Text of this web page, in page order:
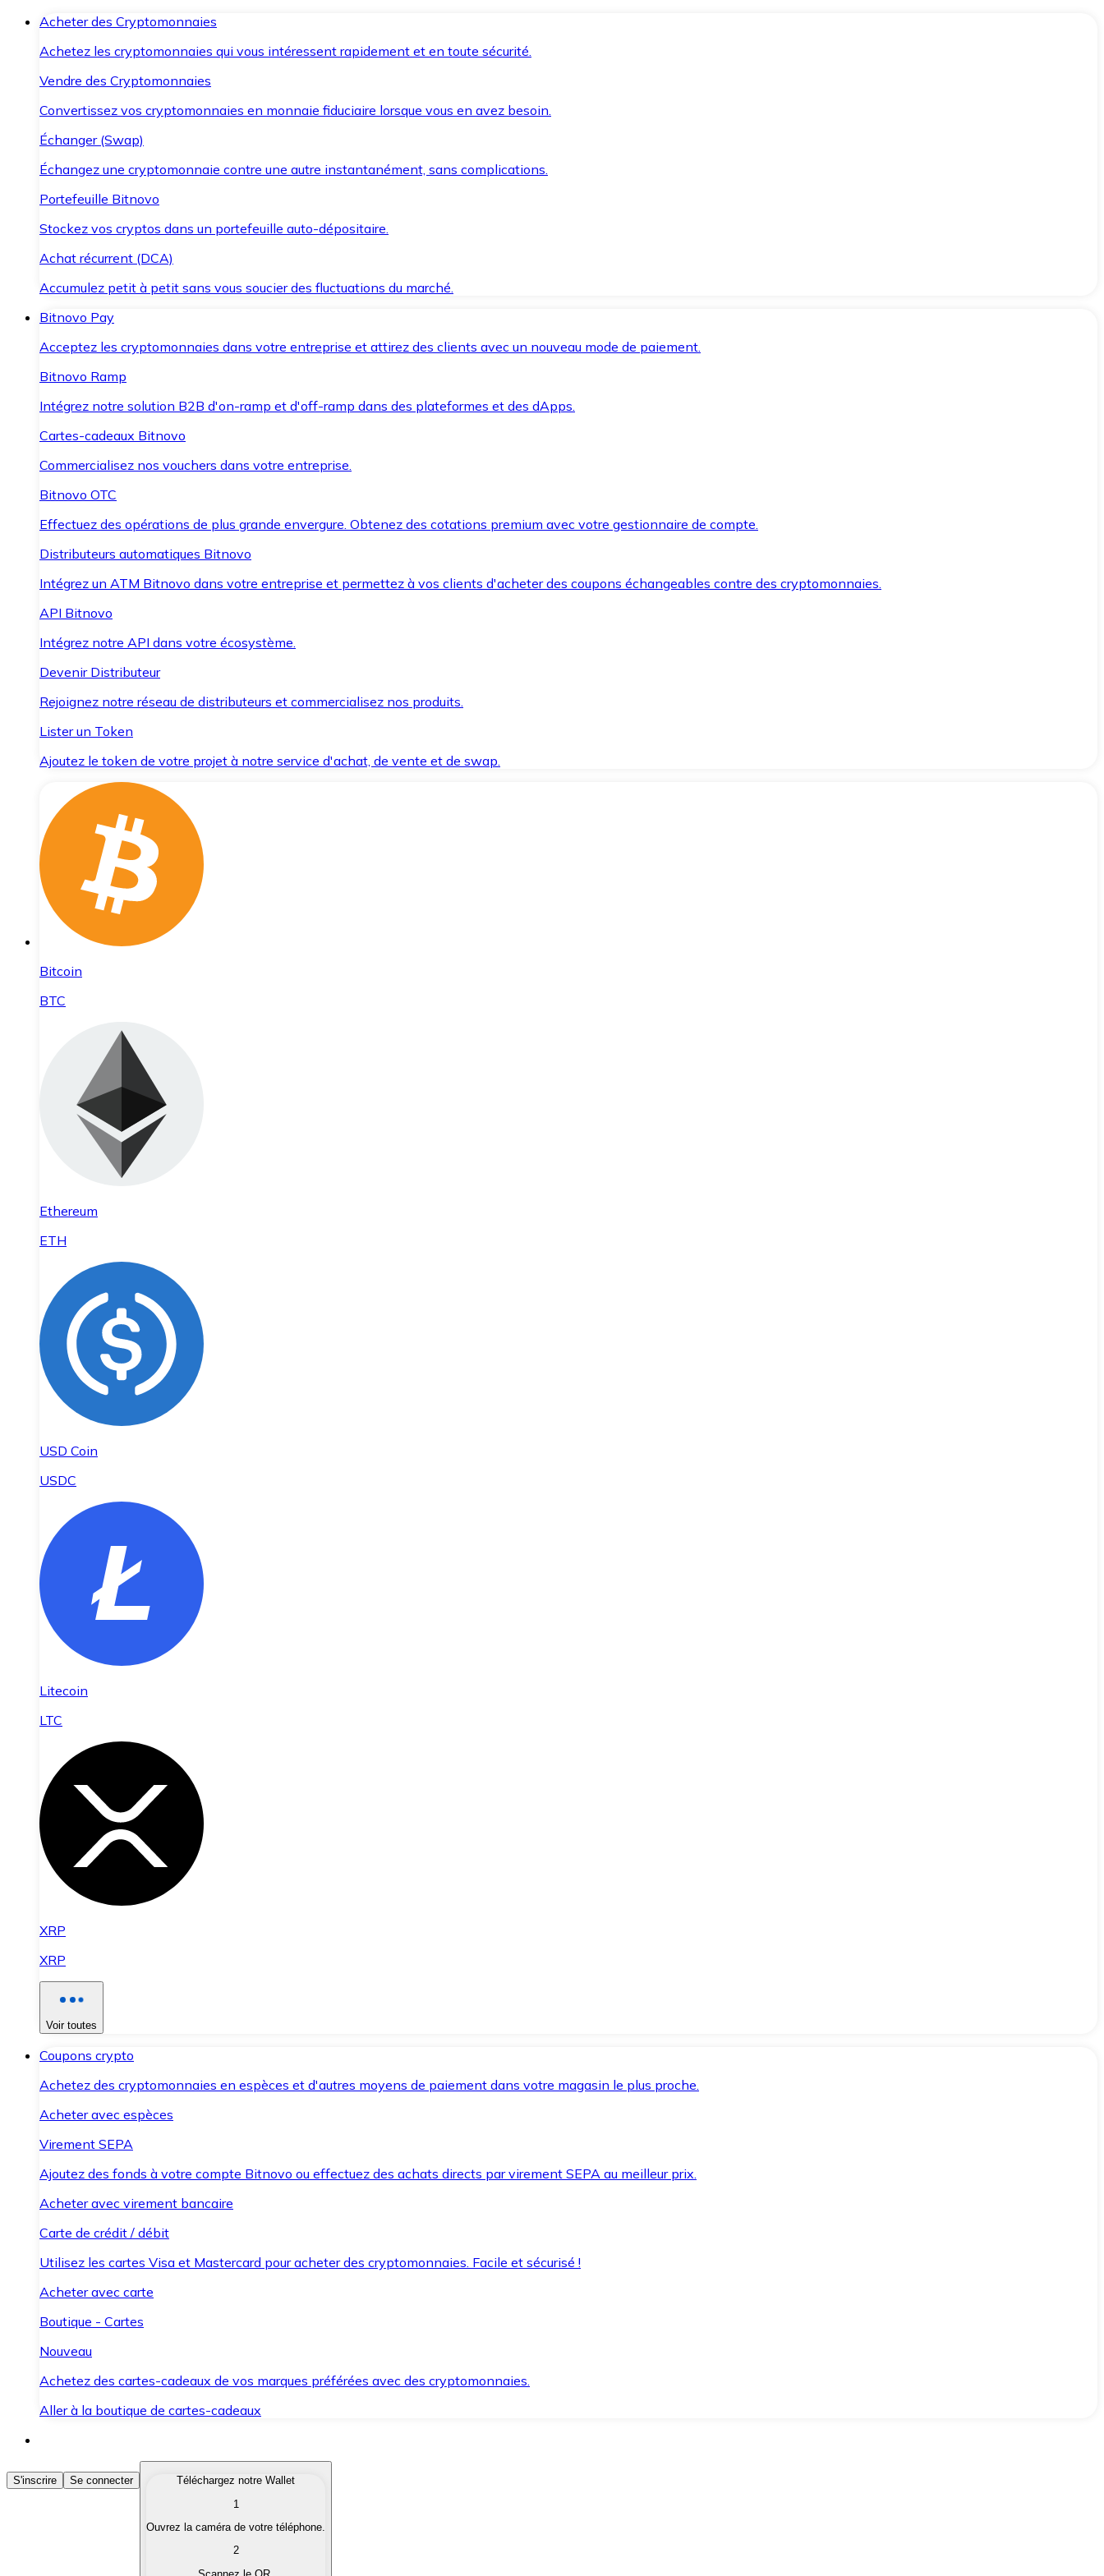
Acheter des Cryptomonnaies
Achetez les cryptomonnaies qui vous intéressent rapidement et en toute sécurité.
Vendre des Cryptomonnaies
Convertissez vos cryptomonnaies en monnaie fiduciaire lorsque vous en avez besoin.
Échanger (Swap)
Échangez une cryptomonnaie contre une autre instantanément, sans complications.
Portefeuille Bitnovo
Stockez vos cryptos dans un portefeuille auto-dépositaire.
Achat récurrent (DCA)
Accumulez petit à petit sans vous soucier des fluctuations du marché.
Bitnovo Pay
Acceptez les cryptomonnaies dans votre entreprise et attirez des clients avec un nouveau mode de paiement.
Bitnovo Ramp
Intégrez notre solution B2B d'on-ramp et d'off-ramp dans des plateformes et des dApps.
Cartes-cadeaux Bitnovo
Commercialisez nos vouchers dans votre entreprise.
Bitnovo OTC
Effectuez des opérations de plus grande envergure. Obtenez des cotations premium avec votre gestionnaire de compte.
Distributeurs automatiques Bitnovo
Intégrez un ATM Bitnovo dans votre entreprise et permettez à vos clients d'acheter des coupons échangeables contre des cryptomonnaies.
API Bitnovo
Intégrez notre API dans votre écosystème.
Devenir Distributeur
Rejoignez notre réseau de distributeurs et commercialisez nos produits.
Lister un Token
Ajoutez le token de votre projet à notre service d'achat, de vente et de swap.
Bitcoin
BTC
Ethereum
ETH
USD Coin
USDC
Litecoin
LTC
XRP
XRP
Voir toutes
Coupons crypto
Achetez des cryptomonnaies en espèces et d'autres moyens de paiement dans votre magasin le plus proche.
Acheter avec espèces
Virement SEPA
Ajoutez des fonds à votre compte Bitnovo ou effectuez des achats directs par virement SEPA au meilleur prix.
Acheter avec virement bancaire
Carte de crédit / débit
Utilisez les cartes Visa et Mastercard pour acheter des cryptomonnaies. Facile et sécurisé !
Acheter avec carte
Boutique - Cartes
Nouveau
Achetez des cartes-cadeaux de vos marques préférées avec des cryptomonnaies.
Aller à la boutique de cartes-cadeaux
Acheter des Cryptomonnaies
Achetez les cryptomonnaies qui vous intéressent rapidement et en toute sécurité.
Convertissez vos cryptomonnaies en monnaie fiduciaire lorsque vous en avez besoin.
S'inscrire Se connecter
Téléchargez notre Wallet
1
Ouvrez la caméra de votre téléphone.
2